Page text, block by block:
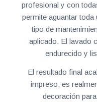
profesional y con
permite aguantar toda
tipo de
aplicado. El lavado
endurecido y
El resultado final
impreso, es
decoración